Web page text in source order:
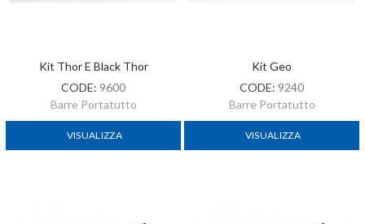
Kit Thor E Black Thor
CODE: 9600
Barre Portatutto
VISUALIZZA
Kit Geo
CODE: 9240
Barre Portatutto
VISUALIZZA